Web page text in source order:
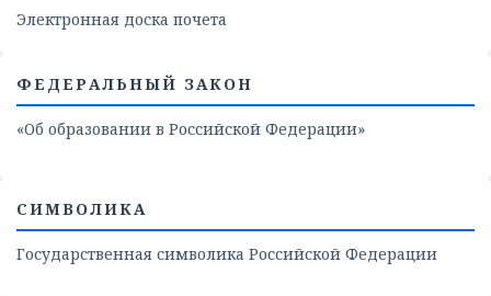
Электронная доска почета
ФЕДЕРАЛЬНЫЙ ЗАКОН
«Об образовании в Российской Федерации»
СИМВОЛИКА
Государственная символика Российской Федерации